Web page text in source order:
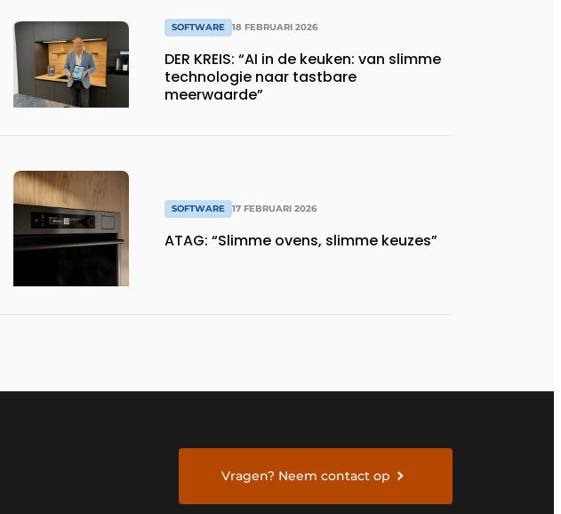
SOFTWARE 18 FEBRUARI 2026
DER KREIS: “AI in de keuken: van slimme
technologie naar tastbare
meerwaarde”
SOFTWARE 17 FEBRUARI 2026
ATAG: “Slimme ovens, slimme keuzes”
Vragen? Neem contact op